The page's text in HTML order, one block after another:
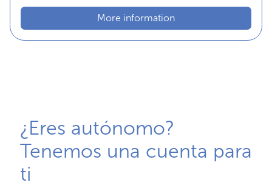
More information
¿Eres autónomo?
Tenemos una cuenta para
ti